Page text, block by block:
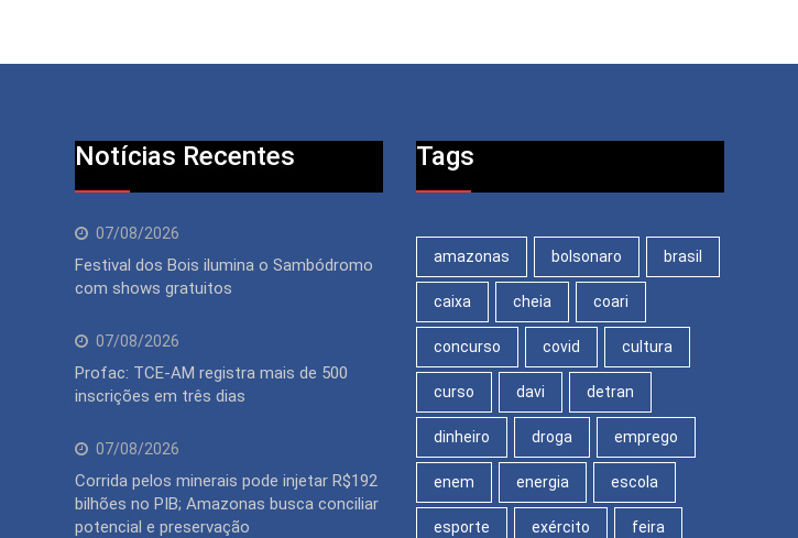
Notícias Recentes
07/08/2026
Festival dos Bois ilumina o Sambódromo
com shows gratuitos
07/08/2026
Profac: TCE-AM registra mais de 500
inscrições em três dias
07/08/2026
Corrida pelos minerais pode injetar R$192
bilhões no PIB; Amazonas busca conciliar
potencial e preservação
Tags
amazonas bolsonaro brasil
caixa cheia coari
concurso covid cultura
curso davi detran
dinheiro droga emprego
enem energia escola
esporte exército feira